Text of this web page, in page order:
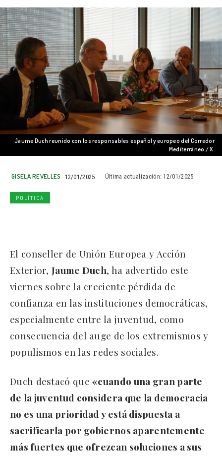
Jaume Duch reunido con los responsables español y europeo del Corredor
Mediterráneo / X.
GISELA REVELLES 12/01/2025 Última actualización: 12/01/2025
POLÍTICA
El conseller de Unión Europea y Acción
Exterior,Jaume Duch, ha advertido este
viernes sobre la creciente pérdida de
confianza en las instituciones democráticas,
especialmente entre la juventud, como
consecuencia del auge de los extremismos y
populismos en las redes sociales.
Duch destacó que «cuando una gran parte
de la juventud considera que la democracia
no es una prioridad y está dispuesta a
sacrificarla por gobiernos aparentemente
más fuertes que ofrezcan soluciones a sus